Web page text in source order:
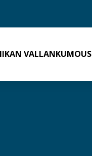
VALLANKUMOUS